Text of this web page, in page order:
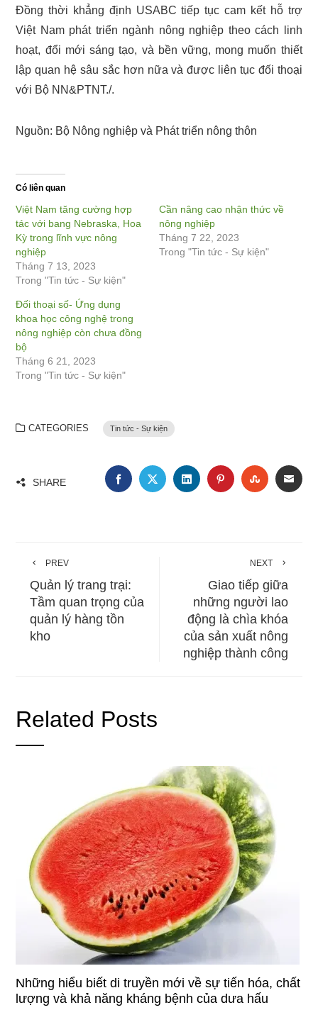
Đồng thời khẳng định USABC tiếp tục cam kết hỗ trợ
Việt Nam phát triển ngành nông nghiệp theo cách linh
hoạt, đổi mới sáng tạo, và bền vững, mong muốn thiết
lập quan hệ sâu sắc hơn nữa và được liên tục đối thoại
với Bộ NN&PTNT./.
Nguồn: Bộ Nông nghiệp và Phát triển nông thôn
Có liên quan
Việt Nam tăng cường hợp
tác với bang Nebraska, Hoa
Kỳ trong lĩnh vực nông
nghiệp
Tháng 7 13, 2023
Trong "Tin tức - Sự kiện"
Cần nâng cao nhận thức về
nông nghiệp
Tháng 7 22, 2023
Trong "Tin tức - Sự kiện"
Đối thoại số- Ứng dụng
khoa học công nghệ trong
nông nghiệp còn chưa đồng
bộ
Tháng 6 21, 2023
Trong "Tin tức - Sự kiện"
CATEGORIES Tin tức - Sự kiện
SHARE FACEBOOKTWITTERLINKEDINPINTEREST
PREV
Quản lý trang trại:
Tầm quan trọng của
quản lý hàng tồn
kho
NEXT
Giao tiếp giữa
những người lao
động là chìa khóa
của sản xuất nông
nghiệp thành công
Related Posts
Những hiểu biết di truyền mới về sự tiến hóa, chất
lượng và khả năng kháng bệnh của dưa hấu